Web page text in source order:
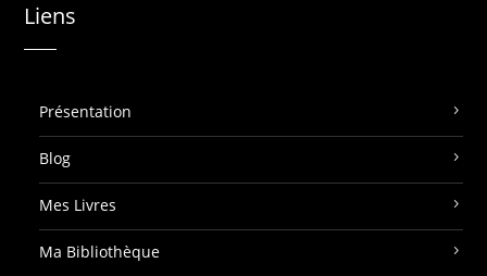
Liens
Présentation
Blog
Mes Livres
Ma Bibliothèque